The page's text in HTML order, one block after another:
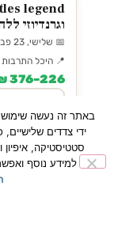
וגרנדיוזי
📅 שלישי, 23 פברואר ⏰ 20:00
📍 היכל
226–376 ₪
פוטו
ידי צדדים
סטטיסטיקה,
למידע נוסף